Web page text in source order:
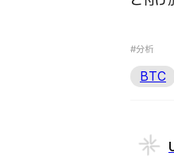
#分析
BTC